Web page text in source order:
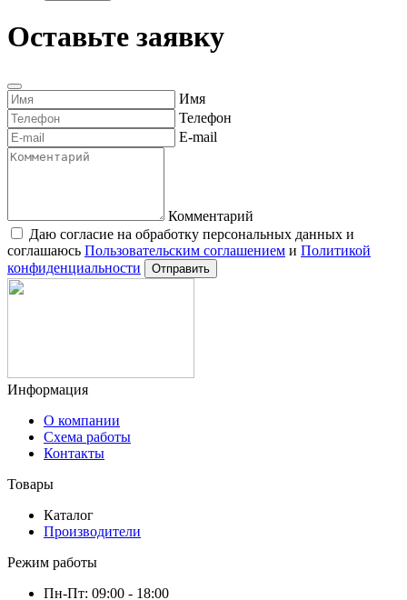
Оставьте заявку
Имя
Телефон
E-mail
Комментарий
Даю согласие на обработку персональных данных и
соглашаюсь Пользовательским соглашением и Политикой
конфиденциальности
Отправить
Информация
О компании
Схема работы
Контакты
Товары
Каталог
Производители
Режим работы
Пн-Пт: 09:00 - 18:00